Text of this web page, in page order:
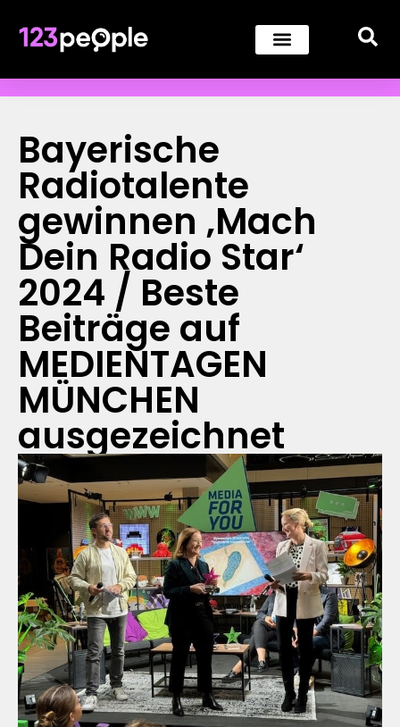
Bayerische
Radiotalente
gewinnen ‚Mach
Dein Radio Star‘
2024 / Beste
Beiträge auf
MEDIENTAGEN
MÜNCHEN
ausgezeichnet